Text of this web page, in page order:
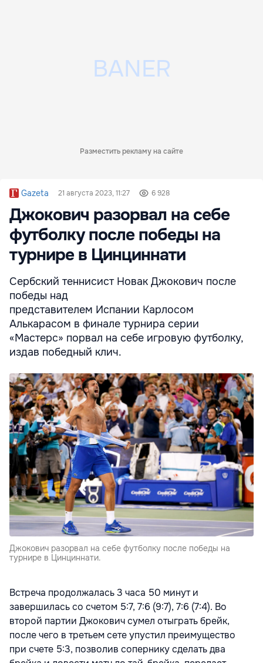
Разместить рекламу на сайте
Gazeta 21 августа 2023, 11:27 6 928
Джокович разорвал на себе
футболку после победы на
турнире в Цинциннати
Сербский теннисист Новак Джокович после
победы над
представителем Испании Карлосом
Алькарасом в финале турнира серии
«Мастерс» порвал на себе игровую футболку,
издав победный клич.
Джокович разорвал на себе футболку после победы на
турнире в Цинциннати.
Встреча продолжалась 3 часа 50 минут и
завершилась со счетом 5:7, 7:6 (9:7), 7:6 (7:4). Во
второй партии Джокович сумел отыграть брейк,
после чего в третьем сете упустил преимущество
при счете 5:3, позволив сопернику сделать два